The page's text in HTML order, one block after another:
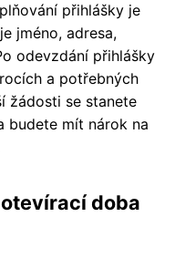
přihlášky je
jméno, adresa,
odevzdání přihlášky
a potřebných
žádosti se stanete
budete mít nárok na
doba